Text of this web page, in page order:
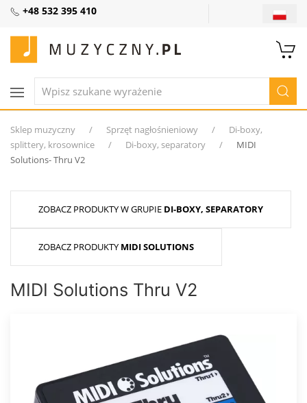
+48 532 395 410
Sklep muzyczny Sprzęt nagłośnieniowy
Di-boxy,
splittery, krosownice
Di-boxy, separatory
MIDI
Solutions- Thru V2
ZOBACZ PRODUKTY W GRUPIE DI-BOXY, SEPARATORY
ZOBACZ PRODUKTY MIDI SOLUTIONS
MIDI Solutions Thru V2